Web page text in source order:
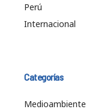
Perú
Internacional
Categorías
Medioambiente